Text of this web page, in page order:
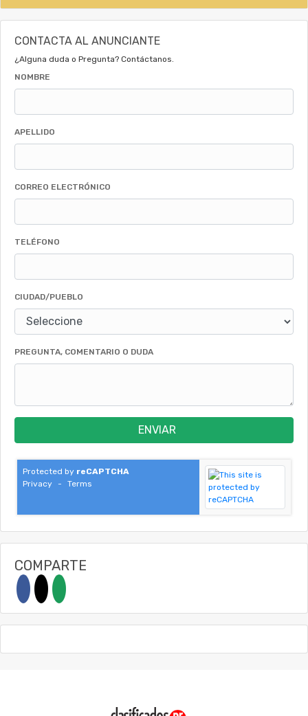
CONTACTA AL ANUNCIANTE
¿Alguna duda o Pregunta? Contáctanos.
NOMBRE
APELLIDO
CORREO ELECTRÓNICO
TELÉFONO
CIUDAD/PUEBLO
PREGUNTA, COMENTARIO O DUDA
ENVIAR
Protected by reCAPTCHA
Privacy
- Terms
COMPARTE